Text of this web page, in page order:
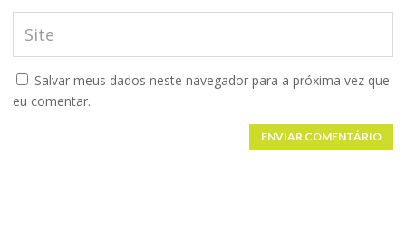
Salvar meus dados neste navegador para a próxima vez que
eu comentar.
ENVIAR COMENTÁRIO